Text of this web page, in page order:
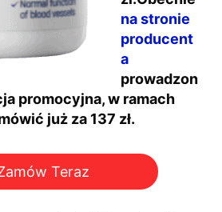
na stronie
producent
a
prowadzon
promocyjna, w ramach
już za 137 zł.
Teraz